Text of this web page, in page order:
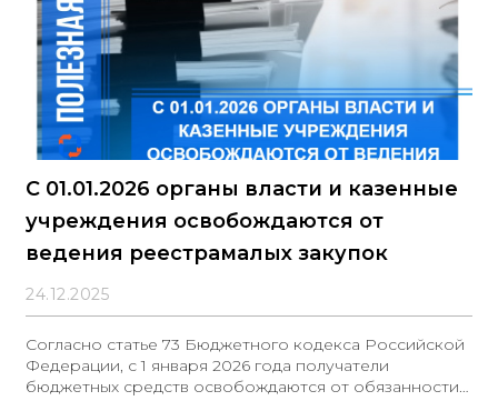
С 01.01.2026 органы власти и казенные
учреждения освобождаются от
ведения реестрамалых закупок
24.12.2025
Согласно статье 73 Бюджетного кодекса Российской
Федерации, с 1 января 2026 года получатели
бюджетных средств освобождаются от обязанности